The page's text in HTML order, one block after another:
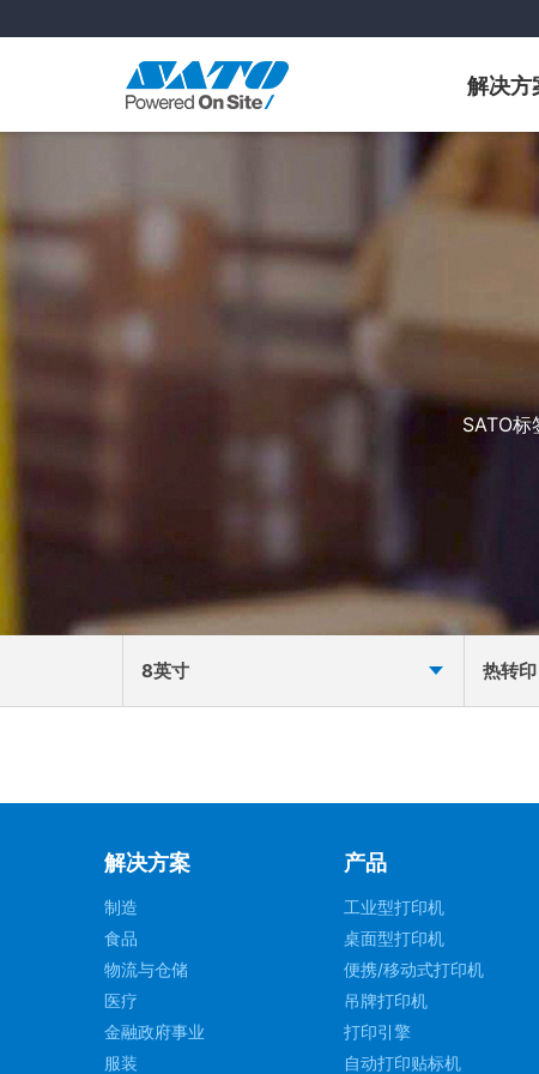
解决方
SATO标
8英寸 热转印
解决方案
制造
食品
物流与仓储
医疗
金融政府事业
服装
产品
工业型打印机
桌面型打印机
便携/移动式打印机
吊牌打印机
打印引擎
自动打印贴标机